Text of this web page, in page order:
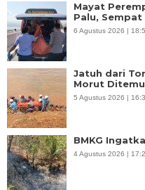
Mayat
Palu,
6 Agustus 2026 |
Jatuh dari
Morut
5 Agustus 2026 |
BMKG
4 Agustus 2026 |